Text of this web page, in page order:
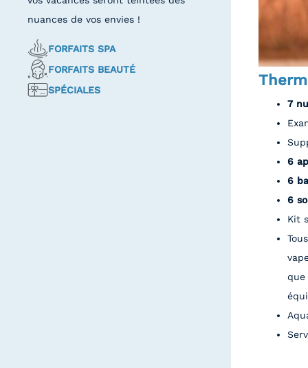
nuances de vos envies !
FORFAITS SPA
FORFAITS BEAUTÉ
SPÉCIALES
7
6
6
6
Kit
que